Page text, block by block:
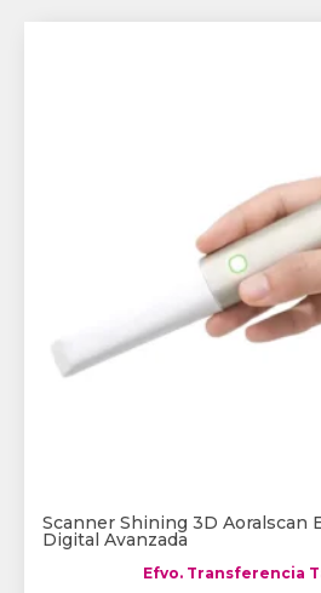
Scanner Shining 3D Aoralscan
Digital Avanzada
Efvo. Transferencia